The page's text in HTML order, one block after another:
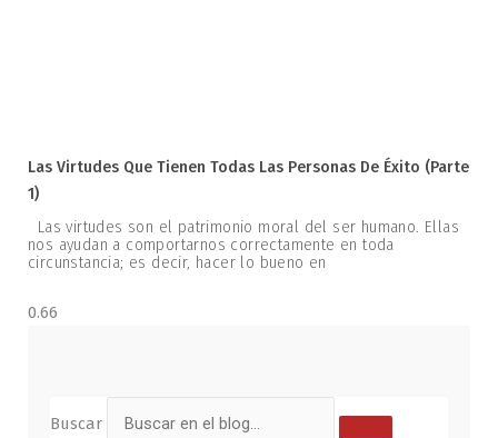
Las Virtudes Que Tienen Todas Las Personas De Éxito (parte
1)
Las virtudes son el patrimonio moral del ser humano. Ellas
nos ayudan a comportarnos correctamente en toda
circunstancia; es decir, hacer lo bueno en
Buscar